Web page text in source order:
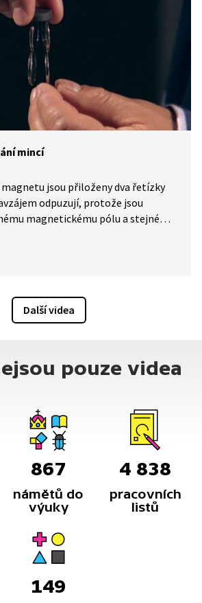
mincí
jsou přiloženy dva řetízky
odpuzují, protože jsou
magnetickému pólu a stejné
Další videa
pouze videa
867
námětů do
výuky
4 838
pracovních
listů
149